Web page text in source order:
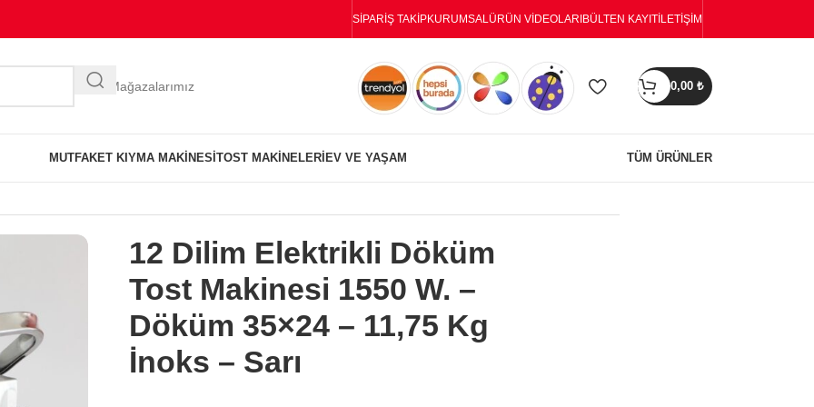
SIPARIŞ TAKIPKURUMSALÜRÜN VIDEOLARI BÜLTEN KAYIT İLETIŞIM
Diğer Mağazalarımız 0,00 ₺
MUTFAKET KIYMA MAKINESI TOST MAKINELERI EV VE YAŞAM TÜM ÜRÜNLER
12 Dilim Elektrikli Döküm
Tost Makinesi 1550 W. –
Döküm 35×24 – 11,75 Kg
İnoks – Sarı